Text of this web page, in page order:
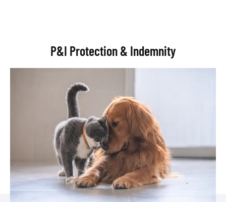
P&I Protection & Indemnity